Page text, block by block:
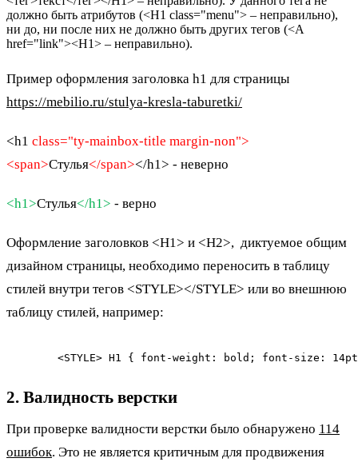
должно быть атрибутов (<H1 class="menu"> – неправильно),
ни до, ни после них не должно быть других тегов (<A
href="link"><H1> – неправильно).
Пример оформления заголовка h1 для страницы
https://mebilio.ru/stulya-kresla-taburetki/
<h1 class="ty-mainbox-title margin-non">
<span>Стулья</span></h1> - неверно
<h1>Стулья</h1> - верно
Оформление заголовков <H1> и <H2>, диктуемое общим
дизайном страницы, необходимо переносить в таблицу
стилей внутри тегов <STYLE></STYLE> или во внешнюю
таблицу стилей, например:
<STYLE> H1 { font-weight: bold; font-size:
2. Валидность верстки
При проверке валидности верстки было обнаружено 114
ошибок. Это не является критичным для продвижения